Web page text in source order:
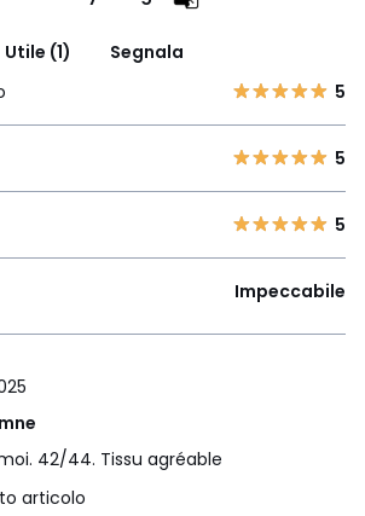
Utile (1)
Segnala
5
5
5
Impeccabile
42/44. Tissu agréable
articolo